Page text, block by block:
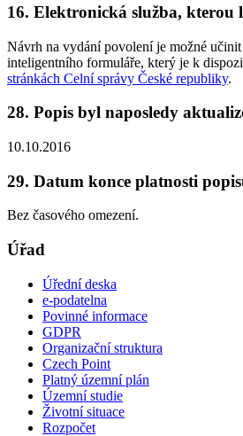
16. Elektronická služba, kterou
Návrh na vydání povolení je možné
inteligentního formuláře, který je k
stránkách Celní správy České republiky.
28. Popis byl naposledy
10.10.2016
29. Datum konce platnosti
Bez časového omezení.
Úřad
Úřední deska
e-podatelna
Povinné informace
GDPR
Organizační struktura
Czech Point
Platný územní plán
Územní studie
Životní situace
Rozpočet